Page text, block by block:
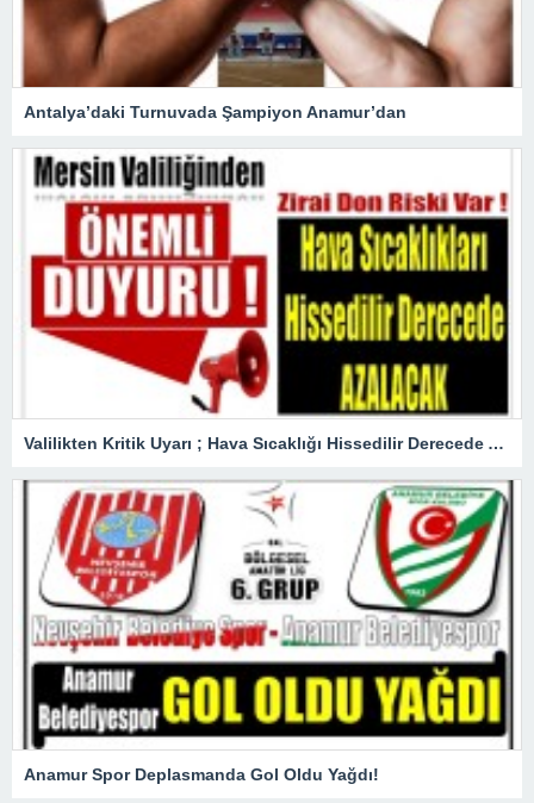
Antalya’daki Turnuvada Şampiyon Anamur’dan
Valilikten Kritik Uyarı ; Hava Sıcaklığı Hissedilir Derecede Azalacak!
Anamur Spor Deplasmanda Gol Oldu Yağdı!